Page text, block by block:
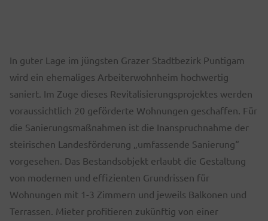
In guter Lage im jüngsten Grazer Stadtbezirk Puntigam
wird ein ehemaliges Arbeiterwohnheim hochwertig
saniert. Im Zuge dieses Revitalisierungsprojektes werden
voraussichtlich 20 geförderte Wohnungen geschaffen. Für
die Sanierungsmaßnahmen ist die Inanspruchnahme der
steirischen Landesförderung „umfassende Sanierung“
vorgesehen. Das Bestandsobjekt erlaubt die Gestaltung
von modernen und effizienten Grundrissen für
Wohnungen mit 1-3 Zimmern und jeweils Balkonen und
Terrassen. Mieter profitieren zukünftig von einer